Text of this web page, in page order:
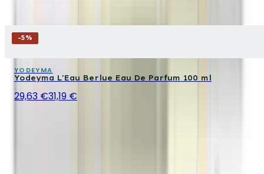
-5%
YODEYMA
Yodeyma L'Eau Berlue Eau De Parfum 100 ml
29,63 €31,19 €